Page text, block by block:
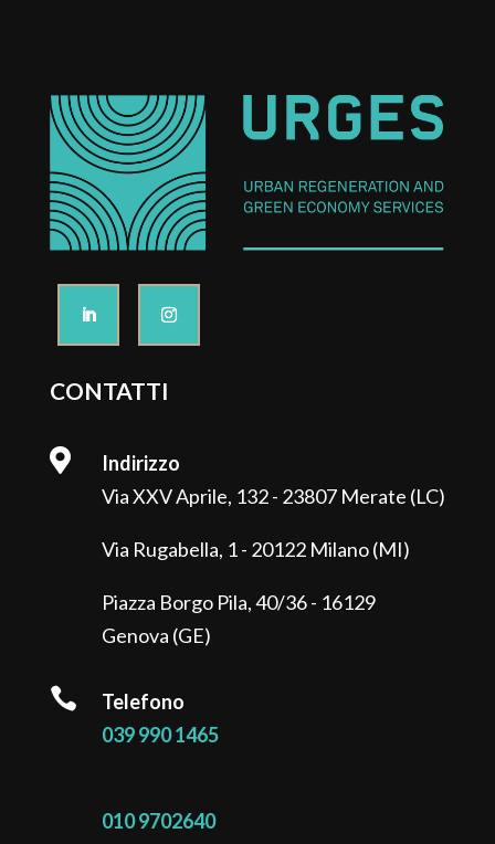
CONTATTI

Indirizzo
Via XXV Aprile, 132 - 23807 Merate (LC)
Via Rugabella, 1 - 20122 Milano (MI)
Piazza Borgo Pila, 40/36 - 16129
Genova (GE)

Telefono
039 990 1465
010 9702640